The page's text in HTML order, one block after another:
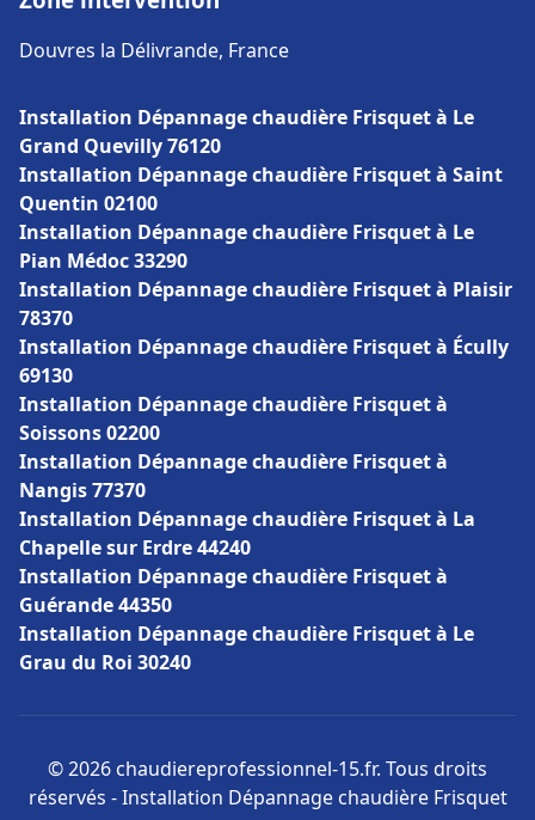
Douvres la Délivrande, France
Installation Dépannage chaudière Frisquet à Le
Grand Quevilly 76120
Installation Dépannage chaudière Frisquet à Saint
Quentin 02100
Installation Dépannage chaudière Frisquet à Le
Pian Médoc 33290
Installation Dépannage chaudière Frisquet à Plaisir
78370
Installation Dépannage chaudière Frisquet à Écully
69130
Installation Dépannage chaudière Frisquet à
Soissons 02200
Installation Dépannage chaudière Frisquet à
Nangis 77370
Installation Dépannage chaudière Frisquet à La
Chapelle sur Erdre 44240
Installation Dépannage chaudière Frisquet à
Guérande 44350
Installation Dépannage chaudière Frisquet à Le
Grau du Roi 30240
© 2026 chaudiereprofessionnel-15.fr. Tous droits
réservés - Installation Dépannage chaudière Frisquet